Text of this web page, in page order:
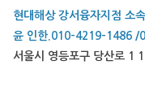
현대해상 강서융자지점 소
윤 인한.010-4219-1486 /
서울시 영등포구 당산로 1